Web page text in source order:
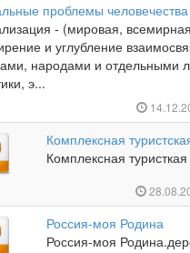
проблемы человечества
- (мировая,
и углубление
народами и отдельными
э...
Комплексная
Комплексная
Россия-моя Родина
Россия-моя